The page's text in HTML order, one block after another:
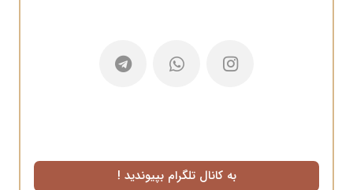
به کانال تلگرام بپیوندید !